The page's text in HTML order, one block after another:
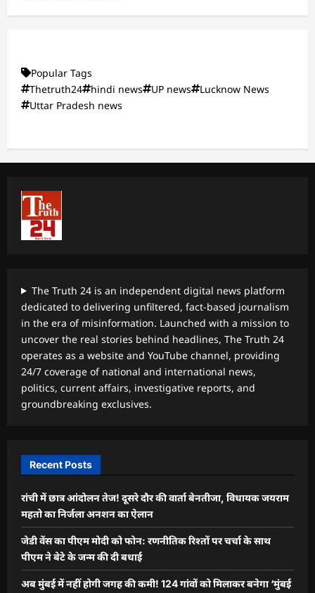
Popular Tags
Thetruth24
hindi news UP news
Lucknow News
Uttar Pradesh news
The Truth 24 is an independent digital news platform
dedicated to delivering unfiltered, fact-based journalism
in the era of misinformation. Launched with a mission to
uncover the real stories behind headlines, The Truth 24
operates as a website and YouTube channel, providing
24/7 coverage of national and international news,
politics, current affairs, investigative reports, and
groundbreaking exclusives.
Recent Posts
रांची में छात्र आंदोलन तेज! दूसरे दौर की वार्ता बेनतीजा, विधायक जयराम
महतो का निर्जला अनशन का ऐलान
जेडी वेंस का पीएम मोदी को फोन: रणनीतिक रिश्तों पर चर्चा के साथ
पीएम ने बेटे के जन्म की दी बधाई
अब मुंबई में नहीं होगी जगह की कमी! 124 गांवों को मिलाकर बनेगा ‘मुंबई